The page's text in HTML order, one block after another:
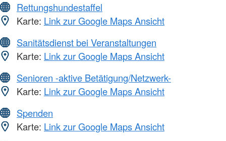
Rettungshundestaffel
Karte: Link zur Google Maps Ansicht
Sanitätsdienst bei Veranstaltungen
Karte: Link zur Google Maps Ansicht
Senioren -aktive Betätigung/Netzwerk-
Karte: Link zur Google Maps Ansicht
Spenden
Karte: Link zur Google Maps Ansicht